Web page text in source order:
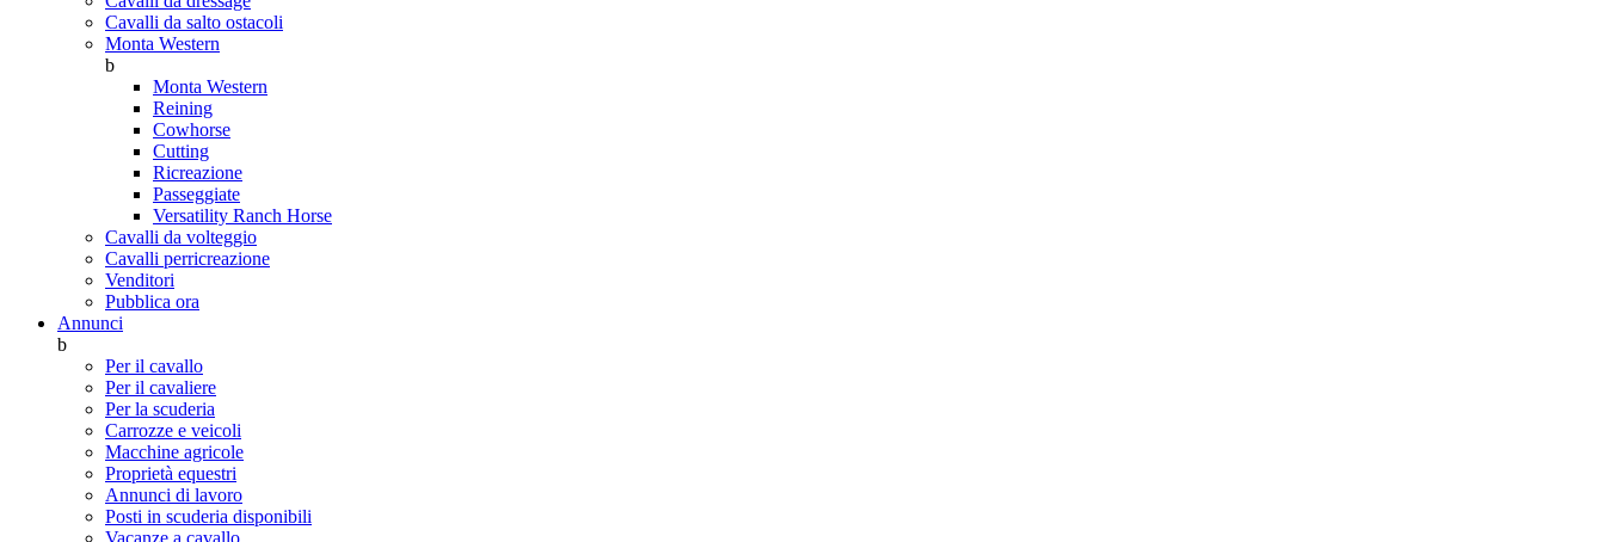
Cavalli da salto ostacoli
Monta Western
b
Monta Western
Reining
Cowhorse
Cutting
Ricreazione
Passeggiate
Versatility Ranch Horse
Cavalli da volteggio
Cavalli perricreazione
Venditori
Pubblica ora
Annunci
b
Per il cavallo
Per il cavaliere
Per la scuderia
Carrozze e veicoli
Macchine agricole
Proprietà equestri
Annunci di lavoro
Posti in scuderia disponibili
Vacanze a cavallo